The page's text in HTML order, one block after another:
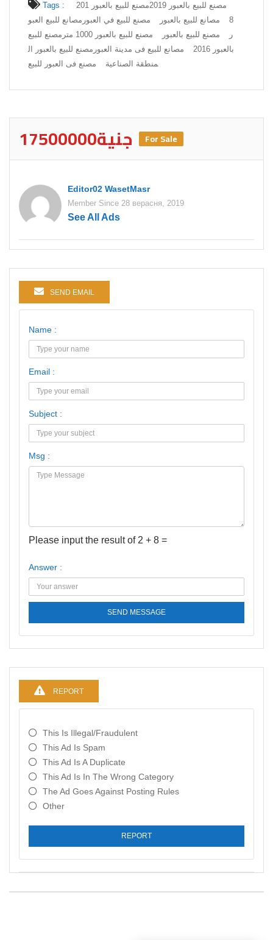
Tags : مصنع للبيع بالعبور 2019
مصنع للبيع بالعبور 201
8
مصانع للبيع بالعبور مصنع للبيع في العبور مصانع للبيع العبو
ر
مصنع للبيع بالعبور مصنع للبيع بالعبور 1000 متر
مصنع للبيع
بالعبور 2016
مصانع للبيع فى مدينة العبور مصنع للبيع بالعبور ال
منطقة الصناعية
مصنع فى العبور للبيع
17500000جنية For Sale
Editor02 WasetMasr
Member Since 28 верасня, 2019
See All Ads
SEND EMAIL
Name :
Email :
Subject :
Msg :
Please input the result of 2 + 8 =
Answer :
SEND MESSAGE
REPORT
This Is Illegal/fraudulent
This Ad Is Spam
This Ad Is A Duplicate
This Ad Is In The Wrong Category
The Ad Goes Against Posting Rules
Other
REPORT